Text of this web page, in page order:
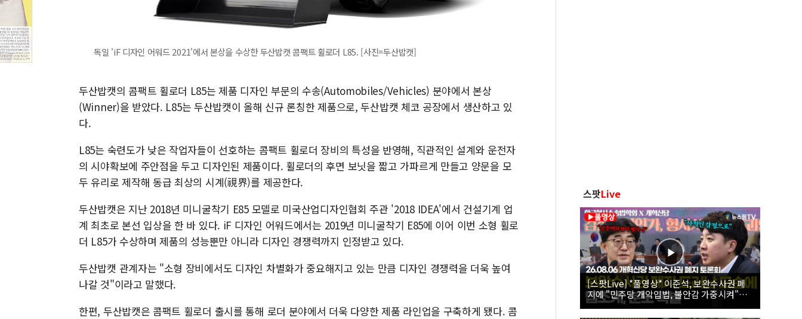
독일 'iF 디자인 어워드 2021'에서 본상을 수상한 두산밥캣 콤팩트 휠로더 L85. [사진=두산밥캣]
두산밥캣의 콤팩트 휠로더 L85는 제품 디자인 부문의 수송(Automobiles/Vehicles) 분야에서 본상
(Winner)을 받았다. L85는 두산밥캣이 올해 신규 론칭한 제품으로, 두산밥캣 체코 공장에서 생산하고 있
다.
L85는 숙련도가 낮은 작업자들이 선호하는 콤팩트 휠로더 장비의 특성을 반영해, 직관적인 설계와 운전자
의 시야확보에 주안점을 두고 디자인된 제품이다. 휠로더의 후면 보닛을 짧고 가파르게 만들고 양문을 모
두 유리로 제작해 동급 최상의 시계(視界)를 제공한다.
두산밥캣은 지난 2018년 미니굴착기 E85 모델로 미국산업디자인협회 주관 '2018 IDEA'에서 건설기계 업
계 최초로 본선 입상을 한 바 있다. iF 디자인 어워드에서는 2019년 미니굴착기 E85에 이어 이번 소형 휠로
더 L85가 수상하며 제품의 성능뿐만 아니라 디자인 경쟁력까지 인정받고 있다.
두산밥캣 관계자는 "소형 장비에서도 디자인 차별화가 중요해지고 있는 만큼 디자인 경쟁력을 더욱 높여
나갈 것"이라고 말했다.
한편, 두산밥캣은 콤팩트 휠로더 출시를 통해 로더 분야에서 더욱 다양한 제품 라인업을 구축하게 됐다. 콤
스팟Live
[스팟Live] *풀영상* 이준석, 보완수사권 폐
지에 "민주당 개악입법, 불안감 가중시켜"｜
26.08.06 개혁신당 보완수사권 폐지 토론회